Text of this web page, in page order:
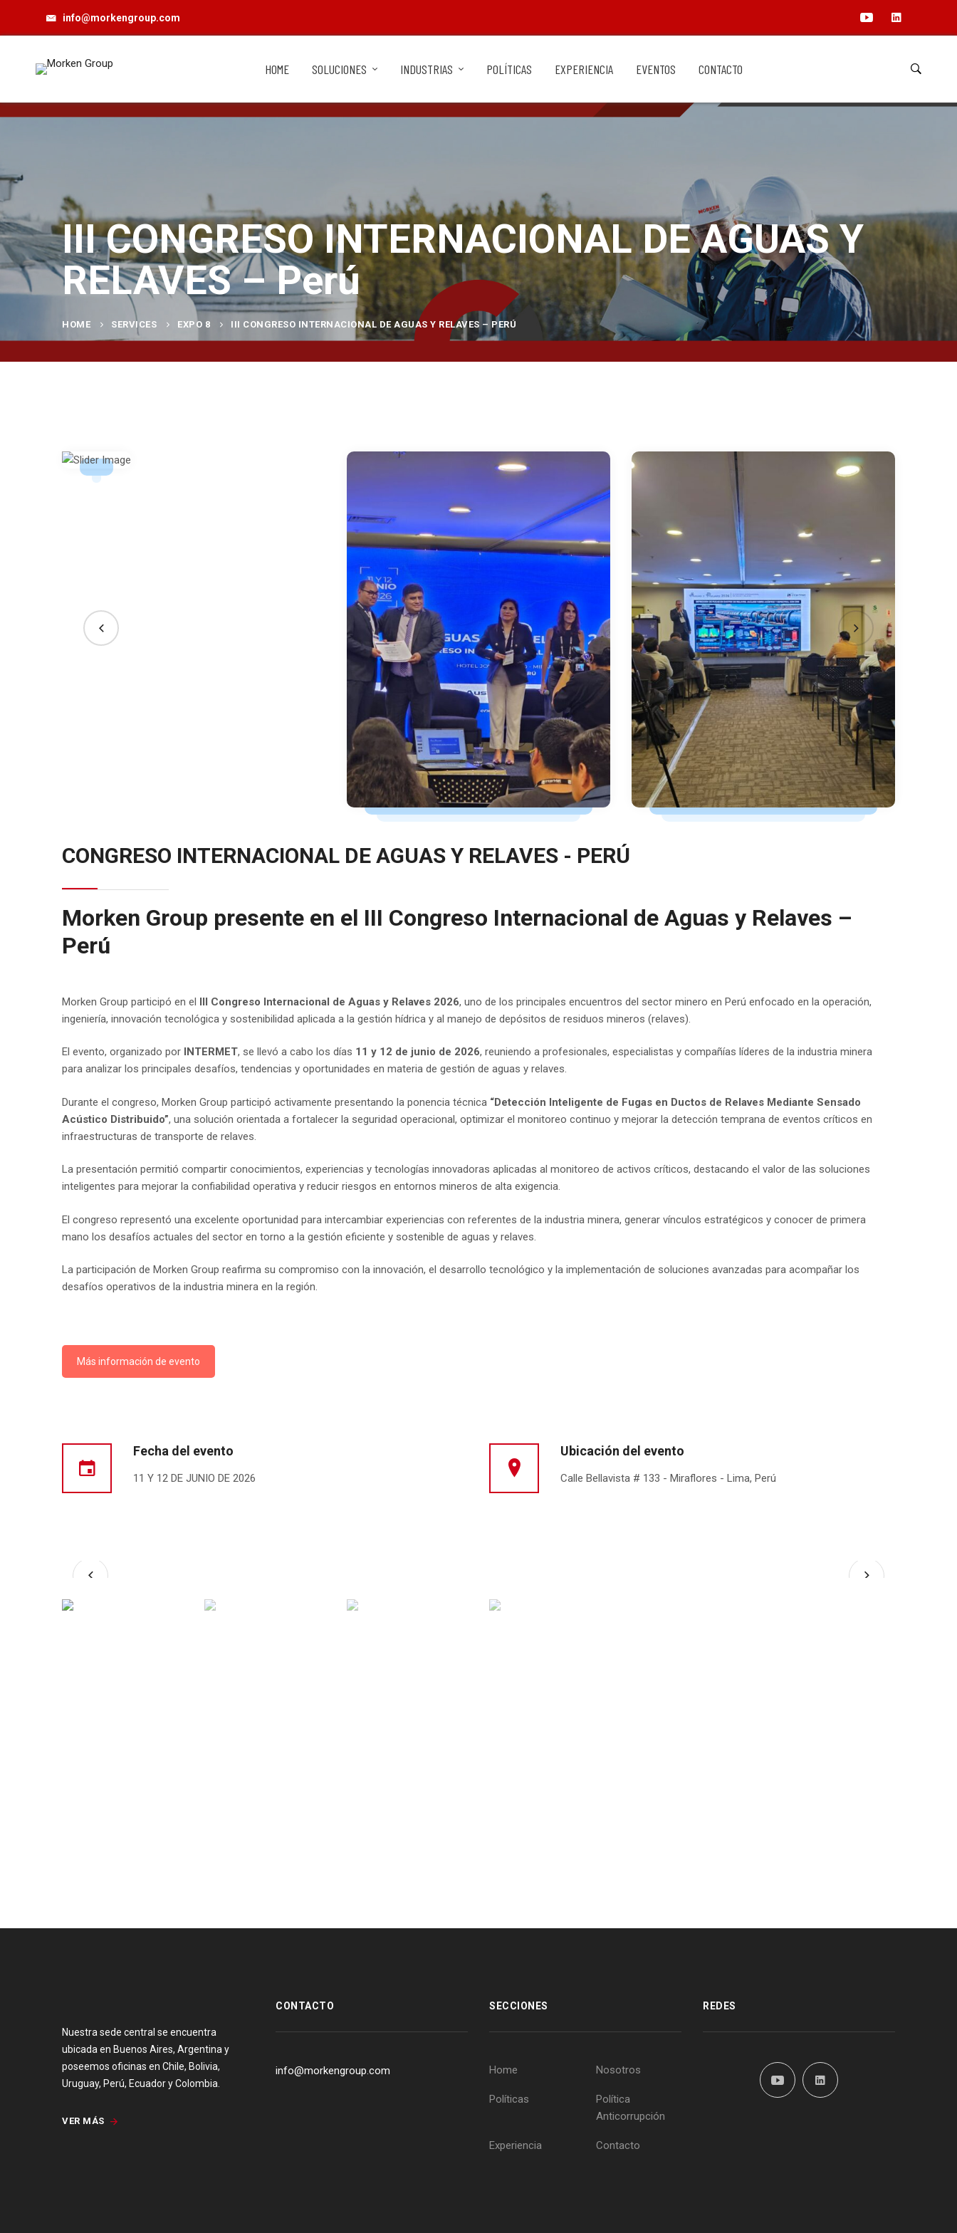
info@morkengroup.com
HOME SOLUCIONES INDUSTRIAS POLÍTICAS EXPERIENCIA EVENTOS CONTACTO
III CONGRESO INTERNACIONAL DE AGUAS Y
RELAVES – Perú
HOME SERVICES EXPO 8 III CONGRESO INTERNACIONAL DE AGUAS Y RELAVES – PERÚ
CONGRESO INTERNACIONAL DE AGUAS Y RELAVES - PERÚ
Morken Group presente en el III Congreso Internacional de Aguas y Relaves –
Perú
Morken Group participó en el III Congreso Internacional de Aguas y Relaves 2026, uno de los principales encuentros del sector minero en Perú enfocado en la operación,
ingeniería, innovación tecnológica y sostenibilidad aplicada a la gestión hídrica y al manejo de depósitos de residuos mineros (relaves).
El evento, organizado por INTERMET, se llevó a cabo los días 11 y 12 de junio de 2026, reuniendo a profesionales, especialistas y compañías líderes de la industria minera
para analizar los principales desafíos, tendencias y oportunidades en materia de gestión de aguas y relaves.
Durante el congreso, Morken Group participó activamente presentando la ponencia técnica “Detección Inteligente de Fugas en Ductos de Relaves Mediante Sensado
Acústico Distribuido”, una solución orientada a fortalecer la seguridad operacional, optimizar el monitoreo continuo y mejorar la detección temprana de eventos críticos en
infraestructuras de transporte de relaves.
La presentación permitió compartir conocimientos, experiencias y tecnologías innovadoras aplicadas al monitoreo de activos críticos, destacando el valor de las soluciones
inteligentes para mejorar la confiabilidad operativa y reducir riesgos en entornos mineros de alta exigencia.
El congreso representó una excelente oportunidad para intercambiar experiencias con referentes de la industria minera, generar vínculos estratégicos y conocer de primera
mano los desafíos actuales del sector en torno a la gestión eficiente y sostenible de aguas y relaves.
La participación de Morken Group reafirma su compromiso con la innovación, el desarrollo tecnológico y la implementación de soluciones avanzadas para acompañar los
desafíos operativos de la industria minera en la región.
Más información de evento
Fecha del evento
11 Y 12 DE JUNIO DE 2026
Ubicación del evento
Calle Bellavista # 133 - Miraflores - Lima, Perú
Nuestra sede central se encuentra
ubicada en Buenos Aires, Argentina y
poseemos oficinas en Chile, Bolivia,
Uruguay, Perú, Ecuador y Colombia.
VER MÁS
CONTACTO
info@morkengroup.com
SECCIONES
Home Nosotros
Políticas
Política
Anticorrupción
Experiencia Contacto
REDES